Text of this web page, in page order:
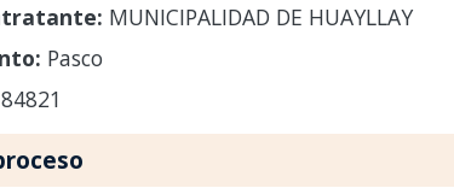
MUNICIPALIDAD DE HUAYLLAY
Pasco